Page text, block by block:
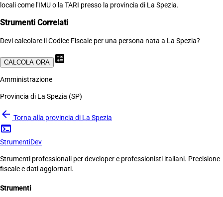
locali come l'IMU o la TARI presso la provincia di La Spezia.
Strumenti Correlati
Devi calcolare il Codice Fiscale per una persona nata a La Spezia?
CALCOLA ORA calculate
Amministrazione
Provincia di La Spezia (SP)
arrow_back Torna alla provincia di La Spezia
terminal
StrumentiDev
Strumenti professionali per developer e professionisti italiani. Precisione
fiscale e dati aggiornati.
Strumenti